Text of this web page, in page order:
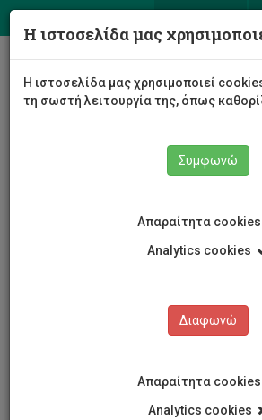
Σχολή Μηχανικής και
Τμήμα Πολιτικών Μηχανικών και
Αντρέας
Αντρέας
Η ιστοσελίδα μας
Η ιστοσελίδα μας χρησιμοποιεί
τη σωστή λειτουργία της, όπως
Συμφωνώ
Απαραίτητα cookies
Analytics cookies
Διαφωνώ
Απαραίτητα cookies
Analytics cookies